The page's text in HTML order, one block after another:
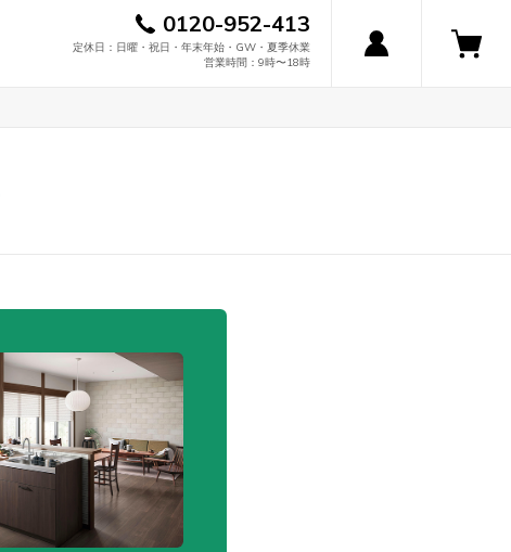
0120-952-413
定休日：日曜・祝日・年末年始・GW・夏季休業
営業時間：9時〜18時